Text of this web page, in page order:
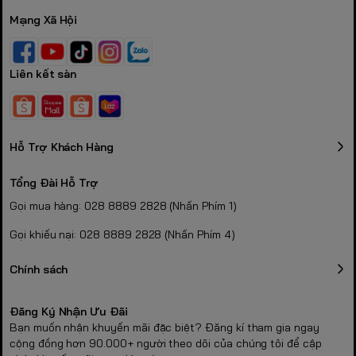
Trọng lượng:
2. Công nghệ đột phá
trên Pin Trung
National Power chính
hãng
Tại sao các kỹ sư y tế và các nhà thầu khách sạn luôn yêu
nằm ở kiến trúc lõi pin:
2.1. Cấu trúc bột kẽm siêu
Powder)
National Power sử dụng công nghệ tán bột kẽm ở cấp độ vi
Mạng Xã Hội
Liên kết sàn
Hỗ Trợ Khách Hàng
Tổng Đài Hỗ Trợ
Gọi mua hàng: 028 8889 2828 (Nhấn Phím 1)
Gọi khiếu nại: 028 8889 2828 (Nhấn Phím 4)
Chính sách
Đăng Ký Nhận Ưu Đãi
Bạn muốn nhận khuyến mãi đặc biệt? Đăng kí tham gia ngay
cộng đồng hơn 90.000+ người theo dõi của chúng tôi để cập